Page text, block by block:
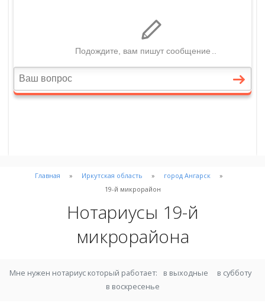
Главная Иркутская область
город Ангарск
19-й микрорайон
Нотариусы 19-й
микрорайона
Мне нужен нотариус который работает: в выходные
в субботу
в воскресенье